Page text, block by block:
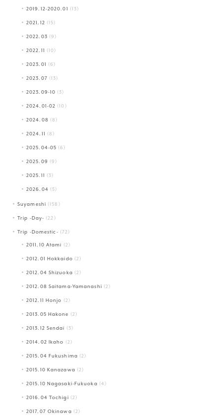
2019.12-2020.01 (13)
2021.12 (15)
2022.03 (9)
2022.11 (10)
2023.01 (6)
2023.07 (13)
2023.09-10 (3)
2024.01-02 (10)
2024.08 (8)
2024.11 (8)
2025.04-05 (6)
2025.09 (9)
2025.11 (3)
2026.04 (5)
Suyameshi (158)
Trip -Day- (22)
Trip -Domestic- (72)
2011.10 Atami (2)
2012.01 Hokkaido (2)
2012.04 Shizuoka (2)
2012.08 Saitama-Yamanashi (2)
2012.11 Honjo (2)
2013.05 Hakone (2)
2013.12 Sendai (3)
2014.02 Ikaho (2)
2015.04 Fukushima (2)
2015.10 Kanazawa (2)
2015.10 Nagasaki-Fukuoka (4)
2016.04 Tochigi (2)
2017.07 Okinawa (2)